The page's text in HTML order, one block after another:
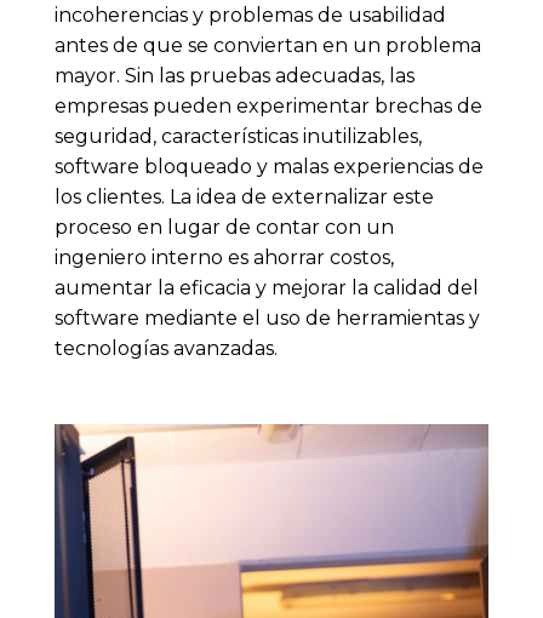
incoherencias y problemas de usabilidad
antes de que se conviertan en un problema
mayor. Sin las pruebas adecuadas, las
empresas pueden experimentar brechas de
seguridad, características inutilizables,
software bloqueado y malas experiencias de
los clientes. La idea de externalizar este
proceso en lugar de contar con un
ingeniero interno es ahorrar costos,
aumentar la eficacia y mejorar la calidad del
software mediante el uso de herramientas y
tecnologías avanzadas.